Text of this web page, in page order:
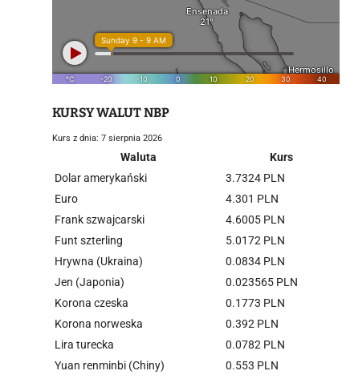
KURSY WALUT NBP
Kurs z dnia: 7 sierpnia 2026
Waluta
Kurs
Dolar amerykański
3.7324 PLN
Euro
4.301 PLN
Frank szwajcarski
4.6005 PLN
Funt szterling
5.0172 PLN
Hrywna (Ukraina)
0.0834 PLN
Jen (Japonia)
0.023565 PLN
Korona czeska
0.1773 PLN
Korona norweska
0.392 PLN
Lira turecka
0.0782 PLN
Yuan renminbi (Chiny)
0.553 PLN